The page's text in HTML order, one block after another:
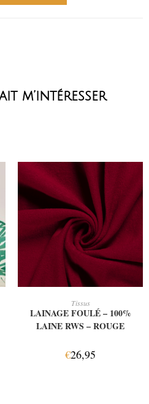
m’intéresser
Tissus
LAINAGE FOULÉ – 100%
LAINE RWS – ROUGE
€26,95